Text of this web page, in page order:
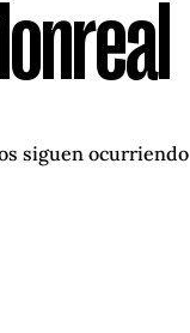
siguen ocurriendo